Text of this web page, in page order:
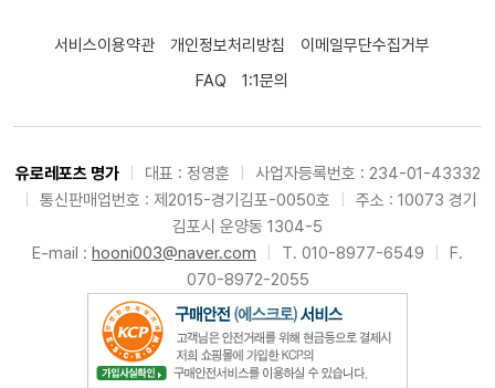
서비스이용약관 개인정보처리방침
이메일무단수집거부
FAQ
1:1문의
유로레포츠 명가 대표 : 정영훈
사업자등록번호 : 234-01-43332
통신판매업번호 : 제2015-경기김포-0050호
주소 : 10073 경기
김포시 운양동 1304-5
E-mail : hooni003@naver.com T. 010-8977-6549
F.
070-8972-2055